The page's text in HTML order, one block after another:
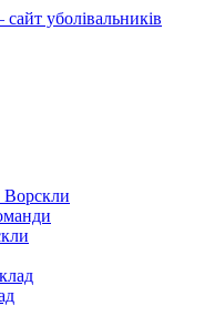
Ворскли